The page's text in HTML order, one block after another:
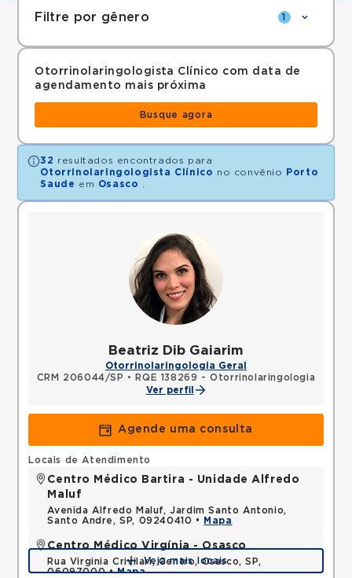
Filtre por gênero 1
Otorrinolaringologista Clínico com data de
agendamento mais próxima
Busque agora
32 resultados encontrados para
Otorrinolaringologista Clínico no convênio
Porto
Saude em Osasco
Beatriz Dib Gaiarim
Otorrinolaringologia Geral
CRM 206044/SP •
RQE 138269 - Otorrinolaringologia
Ver perfil
Agende uma consulta
Locais de Atendimento
Centro Médico Bartira - Unidade Alfredo
Maluf
Avenida Alfredo Maluf, Jardim Santo Antonio,
Santo Andre, SP, 09240410 •
Mapa
Centro Médico Virgínia - Osasco
Rua Virginia Crivilari, Centro, Osasco, SP,
06097000 •Mapa
Veja mais locais